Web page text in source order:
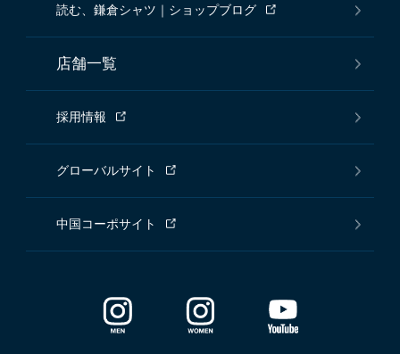
読む、鎌倉シャツ｜ショップブログ
店舗一覧
採用情報
グローバルサイト
中国コーポサイト